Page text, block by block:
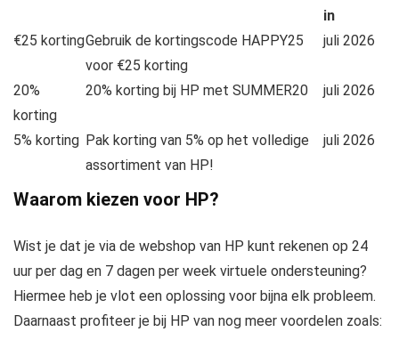
in
€25 kortingGebruik de kortingscode HAPPY25
voor €25 korting
juli 2026
20%
korting
20% korting bij HP met SUMMER20 juli 2026
5% korting Pak korting van 5% op het volledige
assortiment van HP!
juli 2026
Waarom kiezen voor HP?
Wist je dat je via de webshop van HP kunt rekenen op 24
uur per dag en 7 dagen per week virtuele ondersteuning?
Hiermee heb je vlot een oplossing voor bijna elk probleem.
Daarnaast profiteer je bij HP van nog meer voordelen zoals: